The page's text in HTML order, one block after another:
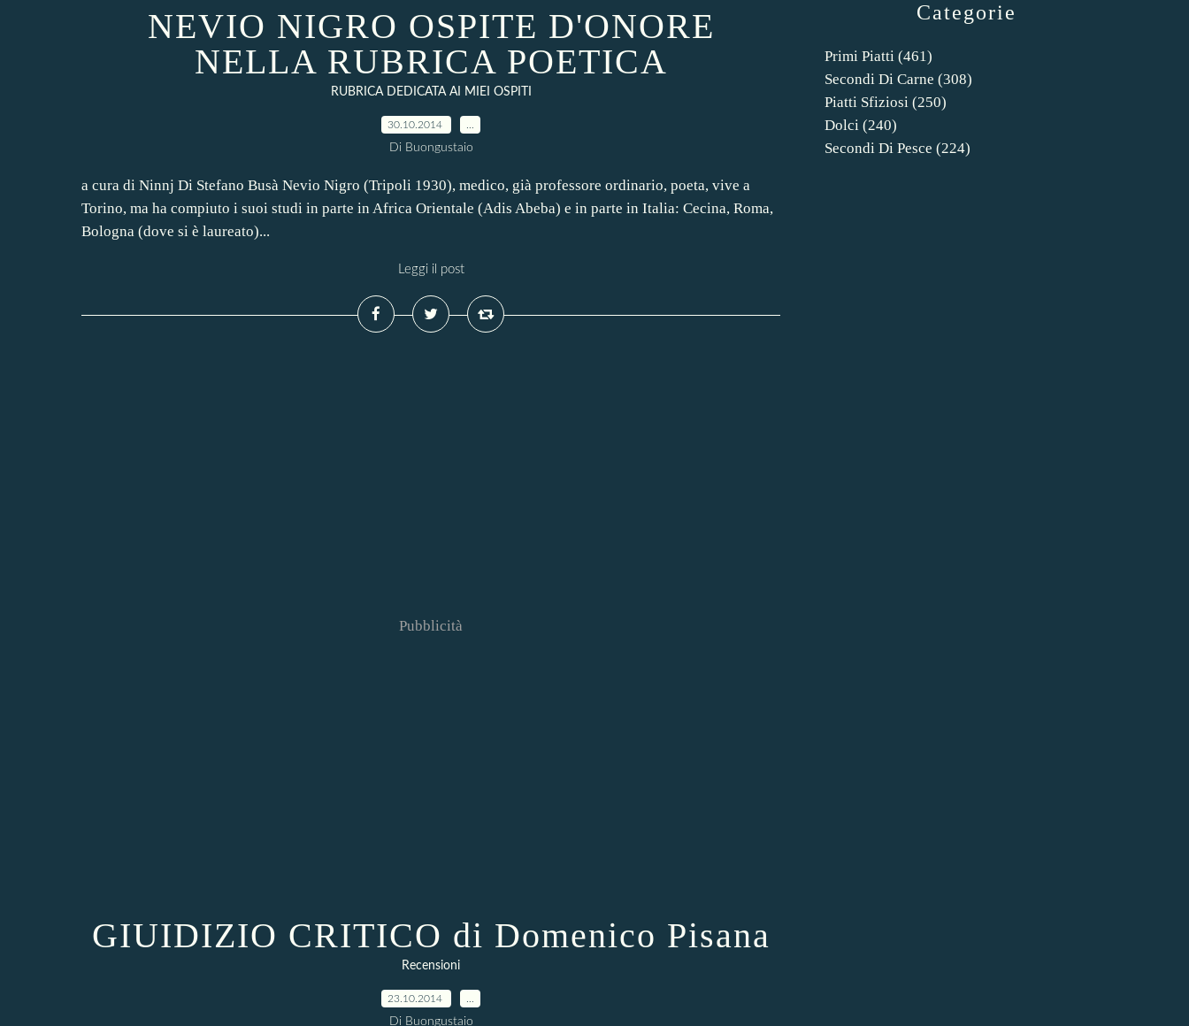
NEVIO NIGRO OSPITE D'ONORE
NELLA RUBRICA POETICA
RUBRICA DEDICATA AI MIEI OSPITI
30.10.2014
Di Buongustaio
a cura di Ninnj Di Stefano Busà Nevio Nigro (Tripoli 1930), medico, già professore ordinario, poeta, vive a
Torino, ma ha compiuto i suoi studi in parte in Africa Orientale (Adis Abeba) e in parte in Italia: Cecina, Roma,
Bologna (dove si è laureato)...
Leggi il post
Pubblicità
GIUIDIZIO CRITICO di Domenico Pisana
Recensioni
23.10.2014
Di Buongustaio
Categorie
Primi Piatti (461)
Secondi Di Carne (308)
Piatti Sfiziosi (250)
Dolci (240)
Secondi Di Pesce (224)